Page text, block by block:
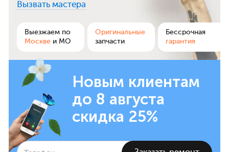
Вызвать мастера
Выезжаем по
Москве и МО
Оригинальные
запчасти
Бессрочная
гарантия
Новым клиентам
до 8 августа
скидка 25%